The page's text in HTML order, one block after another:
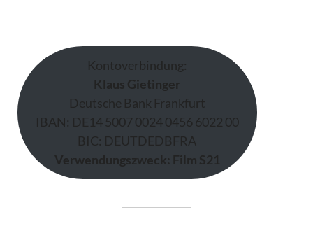
Kontoverbindung:
Klaus Gietinger
Deutsche Bank Frankfurt
IBAN: DE14 5007 0024 0456 6022 00
BIC: DEUTDEDBFRA
Verwendungszweck: Film S21